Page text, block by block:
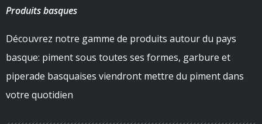
Produits basques
Découvrez notre gamme de produits autour du pays
basque: piment sous toutes ses formes, garbure et
piperade basquaises viendront mettre du piment dans
votre quotidien